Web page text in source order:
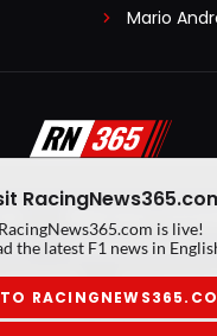
Mario
Algemene
Created by On
manager
RacingNews365.com is live!
the latest F1 news in